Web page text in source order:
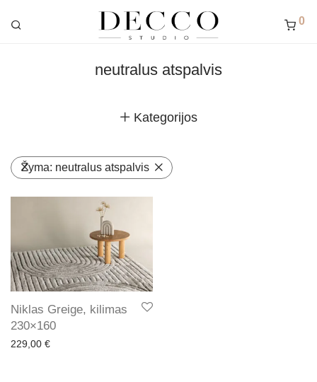
0
neutralus atspalvis
Kategorijos
Žyma: neutralus atspalvis
Niklas Greige, kilimas
230×160
229,00 €